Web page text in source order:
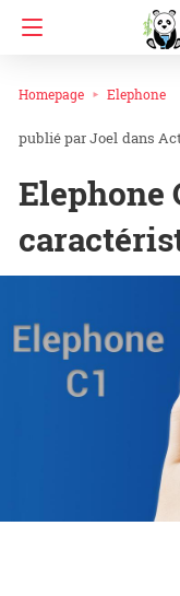
Homepage Elephone
Joel dans
Elephone